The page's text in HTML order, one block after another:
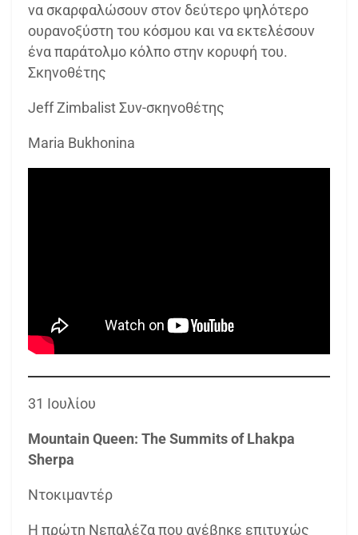
να σκαρφαλώσουν στον δεύτερο ψηλότερο
ουρανοξύστη του κόσμου και να εκτελέσουν
ένα παράτολμο κόλπο στην κορυφή του.
Σκηνοθέτης
Jeff Zimbalist Συν-σκηνοθέτης
Maria Bukhonina
31 Ιουλίου
Mountain Queen: The Summits of Lhakpa
Sherpa
Ντοκιμαντέρ
Η πρώτη Νεπαλέζα που ανέβηκε επιτυχώς